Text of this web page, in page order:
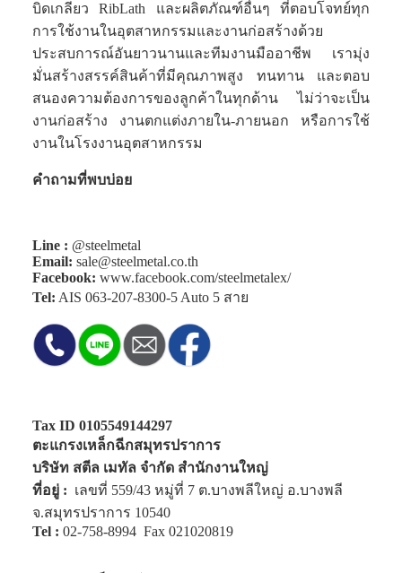
บิดเกลียว RibLath และผลิตภัณฑ์อื่นๆ ที่ตอบโจทย์ทุก
การใช้งานในอุตสาหกรรมและงานก่อสร้างด้วย
ประสบการณ์อันยาวนานและทีมงานมืออาชีพ เรามุ่ง
มั่นสร้างสรรค์สินค้าที่มีคุณภาพสูง ทนทาน และตอบ
สนองความต้องการของลูกค้าในทุกด้าน ไม่ว่าจะเป็น
งานก่อสร้าง งานตกแต่งภายใน-ภายนอก หรือการใช้
งานในโรงงานอุตสาหกรรม
คำถามที่พบบ่อย
Line : @steelmetal
Email: sale@steelmetal.co.th
Facebook: www.facebook.com/steelmetalex/
Tel: AIS 063-207-8300-5Auto 5 สาย
Tax ID 0105549144297
ตะแกรงเหล็กฉีกสมุทรปราการ
บริษัท สตีล เมทัล จำกัด สำนักงานใหญ่
ที่อยู่ : เลขที่ 559/43 หมู่ที่ 7 ต.บางพลีใหญ่ อ.บางพลี
จ.สมุทรปราการ 10540
Tel : 02-758-8994Fax 021020819